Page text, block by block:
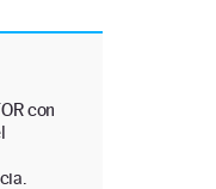
con